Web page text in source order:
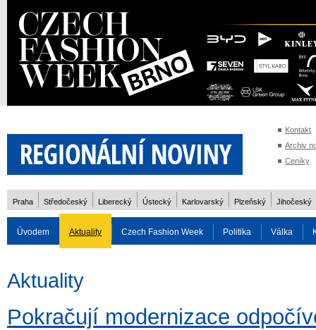
Kontakt
Archiv
Ceníky
Praha Středočeský Liberecký Ústecký Karlovarský Plzeňský Jihočeský
Úvodem Aktuality Czech Fashion Week Politika Válka
Aktuality
Pokračují modernizace